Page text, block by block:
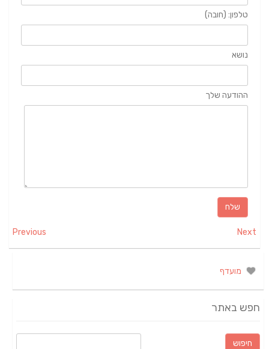
טלפון: (חובה)
נושא
ההודעה שלך
Previous Next
מועדף
חפש באתר
חיפוש: